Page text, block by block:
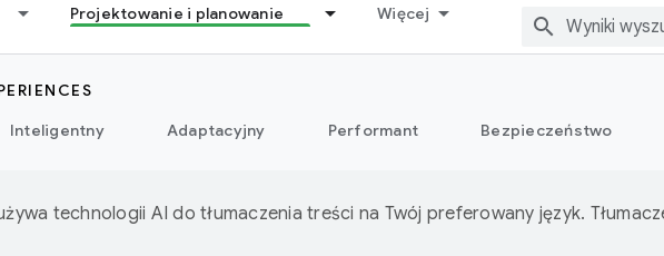
Projektowanie i planowanie Więcej
Inteligentny Adaptacyjny Performant Bezpieczeństwo
technologii AI do tłumaczenia treści na Twój preferowany język.